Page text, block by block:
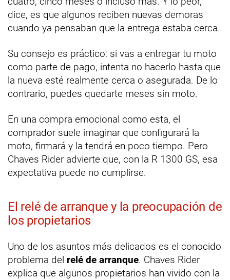
dice, es que algunos reciben nuevas demoras
cuando ya pensaban que la entrega estaba cerca.
Su consejo es práctico: si vas a entregar tu moto
como parte de pago, intenta no hacerlo hasta que
la nueva esté realmente cerca o asegurada. De lo
contrario, puedes quedarte meses sin moto.
En una compra emocional como esta, el
comprador suele imaginar que configurará la
moto, firmará y la tendrá en poco tiempo. Pero
Chaves Rider advierte que, con la R 1300 GS, esa
expectativa puede no cumplirse.
El relé de arranque y la preocupación de
los propietarios
Uno de los asuntos más delicados es el conocido
problema del relé de arranque. Chaves Rider
explica que algunos propietarios han vivido con la